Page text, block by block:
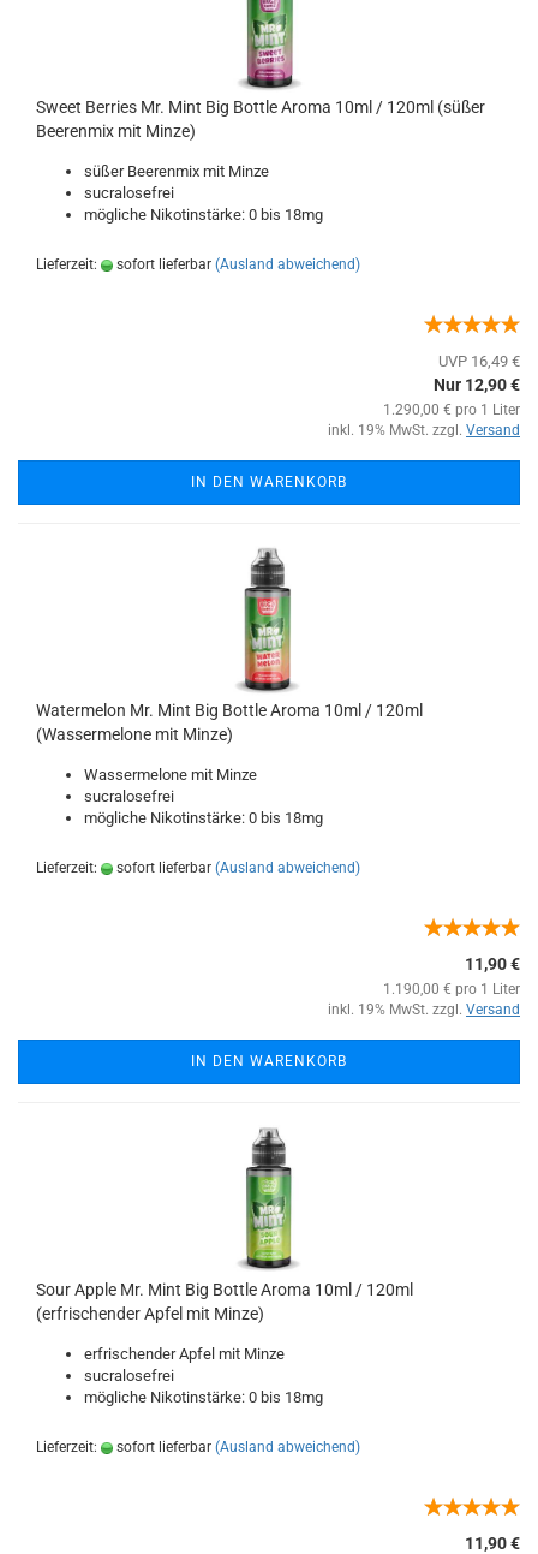
Sweet Berries Mr. Mint Big Bottle Aroma 10ml / 120ml (süßer
Beerenmix mit Minze)
süßer Beerenmix mit Minze
sucralosefrei
mögliche Nikotinstärke: 0 bis 18mg
Lieferzeit: sofort lieferbar (Ausland abweichend)
UVP 16,49 €
Nur 12,90 €
1.290,00 € pro 1 Liter
inkl. 19% MwSt. zzgl. Versand
IN DEN WARENKORB
Watermelon Mr. Mint Big Bottle Aroma 10ml / 120ml
(Wassermelone mit Minze)
Wassermelone mit Minze
sucralosefrei
mögliche Nikotinstärke: 0 bis 18mg
Lieferzeit: sofort lieferbar (Ausland abweichend)
11,90 €
1.190,00 € pro 1 Liter
inkl. 19% MwSt. zzgl. Versand
IN DEN WARENKORB
Sour Apple Mr. Mint Big Bottle Aroma 10ml / 120ml
(erfrischender Apfel mit Minze)
erfrischender Apfel mit Minze
sucralosefrei
mögliche Nikotinstärke: 0 bis 18mg
Lieferzeit: sofort lieferbar (Ausland abweichend)
11,90 €